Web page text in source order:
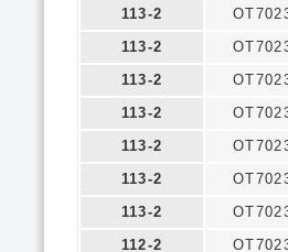
113-2
113-2
113-2
113-2
113-2
113-2
113-2
112-2